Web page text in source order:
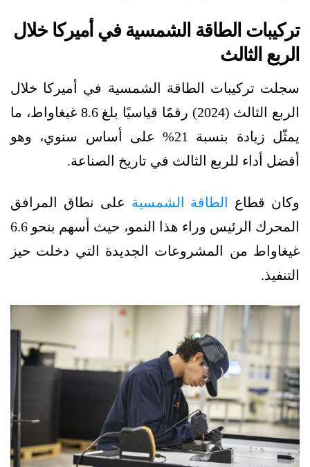
تركيبات الطاقة الشمسية في أميركا خلال
الربع الثالث
سجلت تركيبات الطاقة الشمسية في أميركا خلال
الربع الثالث (2024) رقمًا قياسيًا بلغ 8.6 غيغاواط، ما
يمثّل زيادة بنسبة 21% على أساس سنوي، وهو
أفضل أداء للربع الثالث في تاريخ الصناعة.
وكان قطاع الطاقة الشمسية على نطاق المرافق
المحرك الرئيس وراء هذا النمو، حيث أسهم بنحو 6.6
غيغاواط من المشروعات الجديدة التي دخلت حيز
التنفيذ.